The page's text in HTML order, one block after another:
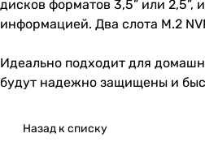
дисков форматов 3,5” или 2,5”,
информацией. Два слота M.2
Идеально подходит для
будут надежно защищены и
Назад к списку